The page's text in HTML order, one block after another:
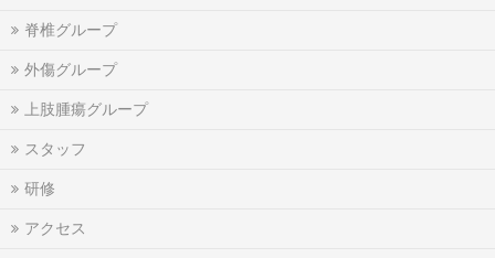
脊椎グループ
外傷グループ
上肢腫瘍グループ
スタッフ
研修
アクセス